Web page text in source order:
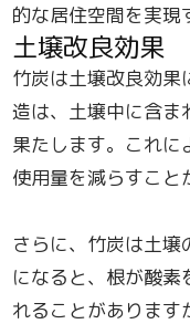
的な居住空間を実現
土壌改良効果
竹炭は土壌改良効
造は、土壌中に含ま
果たします。これに
使用量を減らすこと
さらに、竹炭は土
になると、根が酸素
れることがあります